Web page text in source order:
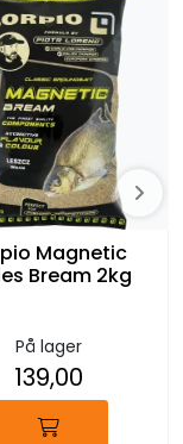
Magnetic
Bream 2kg
På lager
139,00